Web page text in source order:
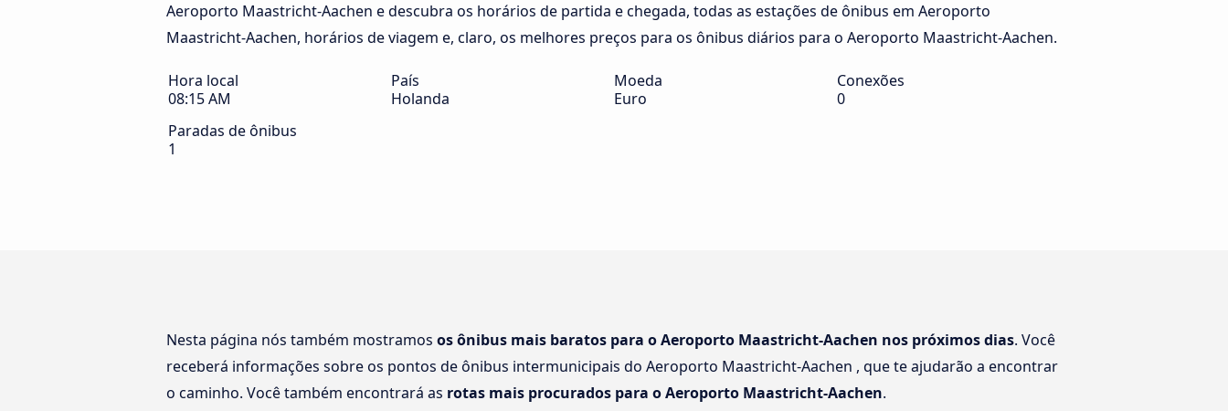
Aeroporto Maastricht-Aachen e descubra os horários de partida e chegada, todas as estações de ônibus em Aeroporto
Maastricht-Aachen, horários de viagem e, claro, os melhores preços para os ônibus diários para o Aeroporto Maastricht-Aachen.
Hora local
08:15 AM
País
Holanda
Moeda
Euro
Conexões
0
Paradas de ônibus
1
Nesta página nós também mostramos os ônibus mais baratos para o Aeroporto Maastricht-Aachen nos próximos dias. Você
receberá informações sobre os pontos de ônibus intermunicipais do Aeroporto Maastricht-Aachen , que te ajudarão a encontrar
o caminho. Você também encontrará as rotas mais procurados para o Aeroporto Maastricht-Aachen.